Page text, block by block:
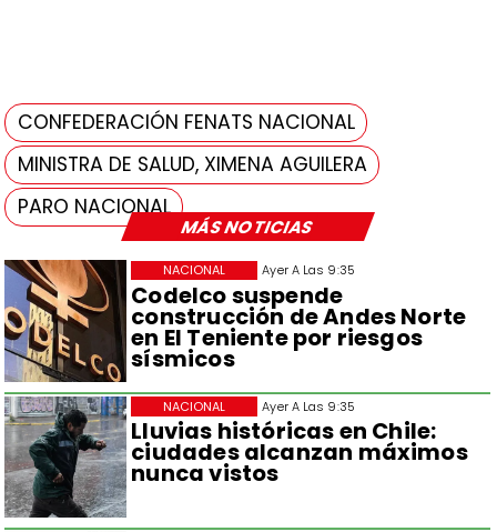
MÁS NOTICIAS
Ayer A Las 9:35
Codelco suspende
construcción de Andes Norte
en El Teniente por riesgos
sísmicos
NACIONAL
Ayer A Las 9:35
Lluvias históricas en Chile:
ciudades alcanzan máximos
nunca vistos
NACIONAL
CONFEDERACIÓN FENATS NACIONAL
MINISTRA DE SALUD, XIMENA AGUILERA
PARO NACIONAL